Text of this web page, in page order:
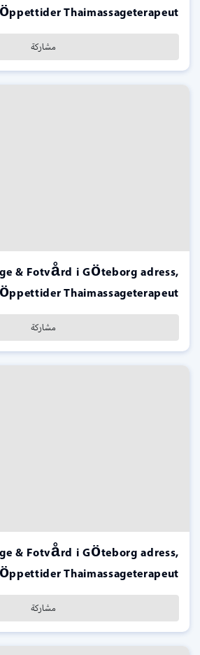
Thaimassageterapeut,
مشاركة
& Fotvård i Göteborg adress,
Thaimassageterapeut,
مشاركة
& Fotvård i Göteborg adress,
Thaimassageterapeut,
مشاركة